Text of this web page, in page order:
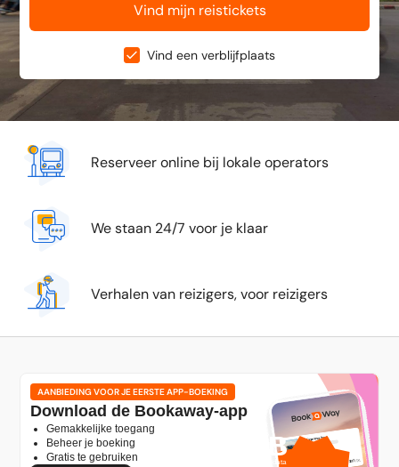
Vind mijn reistickets
Vind een verblijfplaats
Reserveer online bij lokale operators
We staan 24/7 voor je klaar
Verhalen van reizigers, voor reizigers
1 GB
gratis mobiele data
AANBIEDING VOOR JE EERSTE APP-BOEKING
Download de Bookaway-app
Gemakkelijke toegang
Beheer je boeking
Gratis te gebruiken